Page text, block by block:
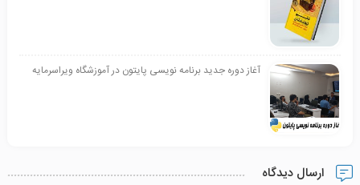
آغاز دوره جدید برنامه نویسی پایتون در آموزشگاه ویراسرمایه
ارسال دیدگاه